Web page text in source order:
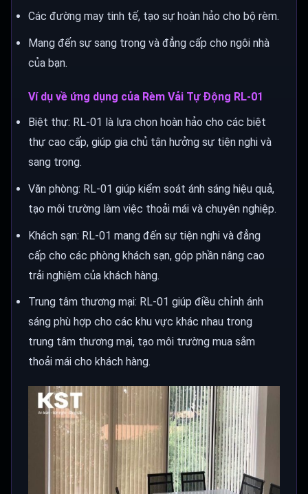
Các đường may tinh tế, tạo sự hoàn hảo cho bộ rèm.
Mang đến sự sang trọng và đẳng cấp cho ngôi nhà
của bạn.
Ví dụ về ứng dụng của Rèm Vải Tự Động RL-01
Biệt thự: RL-01 là lựa chọn hoàn hảo cho các biệt
thự cao cấp, giúp gia chủ tận hưởng sự tiện nghi và
sang trọng.
Văn phòng: RL-01 giúp kiểm soát ánh sáng hiệu quả,
tạo môi trường làm việc thoải mái và chuyên nghiệp.
Khách sạn: RL-01 mang đến sự tiện nghi và đẳng
cấp cho các phòng khách sạn, góp phần nâng cao
trải nghiệm của khách hàng.
Trung tâm thương mại: RL-01 giúp điều chỉnh ánh
sáng phù hợp cho các khu vực khác nhau trong
trung tâm thương mại, tạo môi trường mua sắm
thoải mái cho khách hàng.